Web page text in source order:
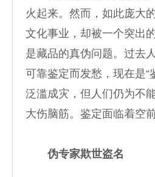
火起来。然而，如此庞大
文化事业，却被一个突出
是藏品的真伪问题。过去
可靠鉴定而发愁，现在是“
泛滥成灾，但人们仍为不
大伤脑筋。鉴定面临着空
伪专家欺世盗名